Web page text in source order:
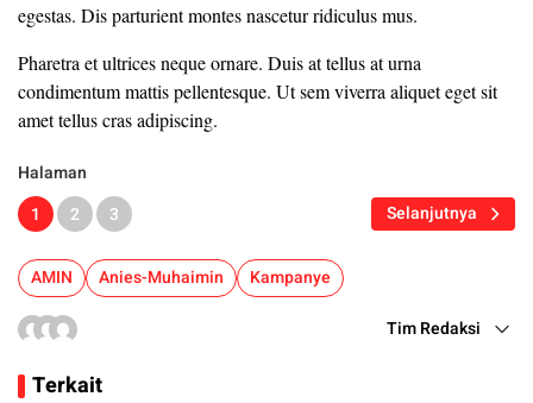
egestas. Dis parturient montes nascetur ridiculus mus.
Pharetra et ultrices neque ornare. Duis at tellus at urna
condimentum mattis pellentesque. Ut sem viverra aliquet eget sit
amet tellus cras adipiscing.
Halaman
1
2 3 Selanjutnya
AMIN Anies-Muhaimin Kampanye
Tim Redaksi
Terkait